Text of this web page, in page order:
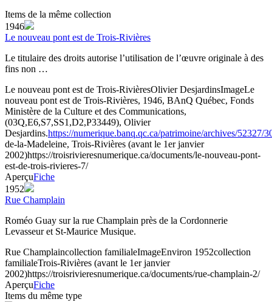
Items de la même collection
1946
Le nouveau pont est de Trois-Rivières
Le titulaire des droits autorise l’utilisation de l’œuvre originale à des
fins non …
Le nouveau pont est de Trois-RivièresOlivier DesjardinsImageLe
nouveau pont est de Trois-Rivières, 1946, BAnQ Québec, Fonds
Ministère de la Culture et des Communications,
(03Q,E6,S7,SS1,D2,P33449), Olivier
Desjardins.https://numerique.banq.qc.ca/patrimoine/archives/52327/
de-la-Madeleine, Trois-Rivières (avant le 1er janvier
2002)https://troisrivieresnumerique.ca/documents/le-nouveau-pont-
est-de-trois-rivieres-7/
AperçuFiche
1952
Rue Champlain
Roméo Guay sur la rue Champlain près de la Cordonnerie
Levasseur et St-Maurice Musique.
Rue Champlaincollection familialeImageEnviron 1952collection
familialeTrois-Rivières (avant le 1er janvier
2002)https://troisrivieresnumerique.ca/documents/rue-champlain-2/
AperçuFiche
Items du même type